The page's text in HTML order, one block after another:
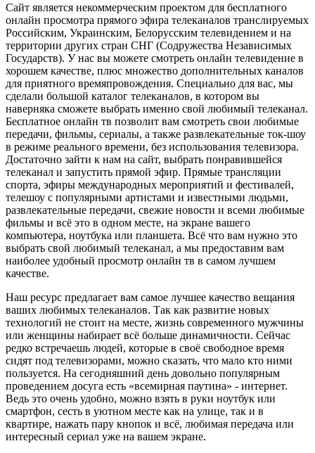
Сайт является некоммерческим проектом для бесплатного
онлайн просмотра прямого эфира телеканалов транслируемых
Российским, Украинским, Белорусским телевидением и на
территории других стран СНГ (Содружества Независимых
Государств). У нас вы можете смотреть онлайн телевидение в
хорошем качестве, плюс множество дополнительных каналов
для приятного времяпровождения. Специально для вас, мы
сделали большой каталог телеканалов, в котором вы
наверняка сможете выбрать именно свой любимый телеканал.
Бесплатное онлайн тв позволит вам смотреть свои любимые
передачи, фильмы, сериалы, а также развлекательные ток-шоу
в режиме реального времени, без использования телевизора.
Достаточно зайти к нам на сайт, выбрать понравившейся
телеканал и запустить прямой эфир. Прямые трансляции
спорта, эфиры международных мероприятий и фестивалей,
телешоу с популярными артистами и известными людьми,
развлекательные передачи, свежие новости и всеми любимые
фильмы и всё это в одном месте, на экране вашего
компьютера, ноутбука или планшета. Всё что вам нужно это
выбрать свой любимый телеканал, а мы предоставим вам
наиболее удобный просмотр онлайн тв в самом лучшем
качестве.
Наш ресурс предлагает вам самое лучшее качество вещания
ваших любимых телеканалов. Так как развитие новых
технологий не стоит на месте, жизнь современного мужчины
или женщины набирает всё больше динамичности. Сейчас
редко встречаешь людей, которые в своё свободное время
сидят под телевизорами, можно сказать, что мало кто ними
пользуется. На сегодняшний день довольно популярным
проведением досуга есть «всемирная паутина» - интернет.
Ведь это очень удобно, можно взять в руки ноутбук или
смартфон, сесть в уютном месте как на улице, так и в
квартире, нажать пару кнопок и всё, любимая передача или
интересный сериал уже на вашем экране.